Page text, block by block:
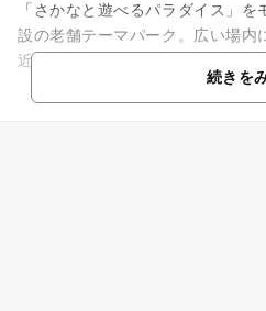
「さかなと遊べるパラダイス」
設の老舗テーマパーク。広い場内
近に触れ合えるコーナーが沢山あ
なコイやソウギョ等にエ...続きを